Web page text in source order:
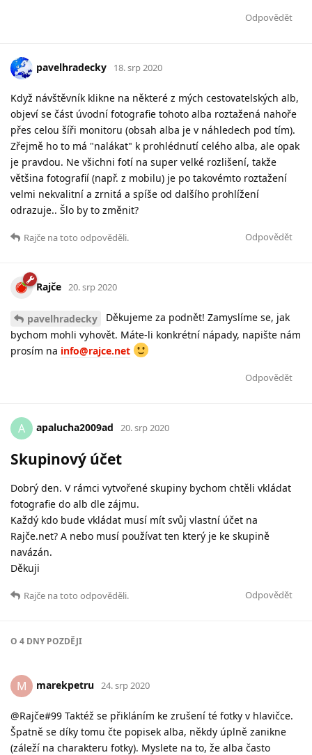
Odpovědět
pavelhradecky 18. srp 2020
Když návštěvník klikne na některé z mých cestovatelských alb,
objeví se část úvodní fotografie tohoto alba roztažená nahoře
přes celou šíři monitoru (obsah alba je v náhledech pod tím).
Zřejmě ho to má "nalákat" k prohlédnutí celého alba, ale opak
je pravdou. Ne všichni fotí na super velké rozlišení, takže
většina fotografií (např. z mobilu) je po takovémto roztažení
velmi nekvalitní a zrnitá a spíše od dalšího prohlížení
odrazuje.. Šlo by to změnit?
Odpovědět
Rajče na toto odpověděli.
Rajče 20. srp 2020
pavelhradecky
Děkujeme za podnět! Zamyslíme se, jak
bychom mohli vyhovět. Máte-li konkrétní nápady, napište nám
prosím na info@rajce.net
Odpovědět
A apalucha2009ad 20. srp 2020
Skupinový účet
Dobrý den. V rámci vytvořené skupiny bychom chtěli vkládat
fotografie do alb dle zájmu.
Každý kdo bude vkládat musí mít svůj vlastní účet na
Rajče.net? A nebo musí používat ten který je ke skupině
navázán.
Děkuji
Odpovědět
Rajče na toto odpověděli.
O 4 DNYPOZDĚJI
M marekpetru 24. srp 2020
@Rajče#99 Taktéž se přikláním ke zrušení té fotky v hlavičce.
Špatně se díky tomu čte popisek alba, někdy úplně zanikne
(záleží na charakteru fotky). Myslete na to, že alba často